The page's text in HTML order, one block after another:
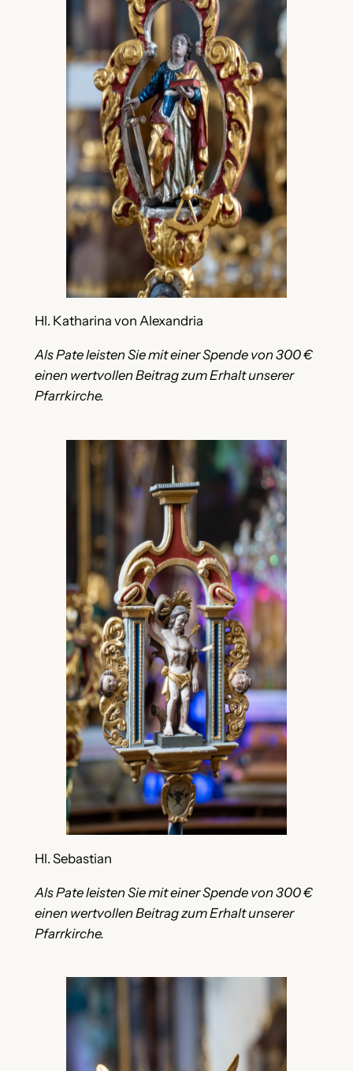
Hl. Katharina von Alexandria
Als Pate leisten Sie mit einer Spende von 300 €
einen wertvollen Beitrag zum Erhalt unserer
Pfarrkirche.
Hl. Sebastian
Als Pate leisten Sie mit einer Spende von 300 €
einen wertvollen Beitrag zum Erhalt unserer
Pfarrkirche.